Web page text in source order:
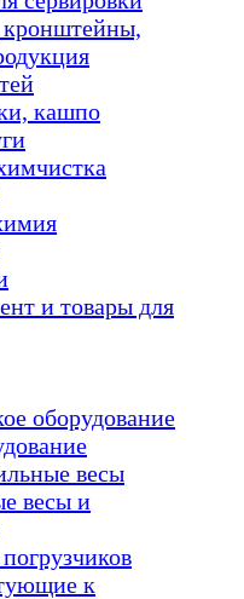
кашпо
и товары для
оборудование
весы
весы и
к